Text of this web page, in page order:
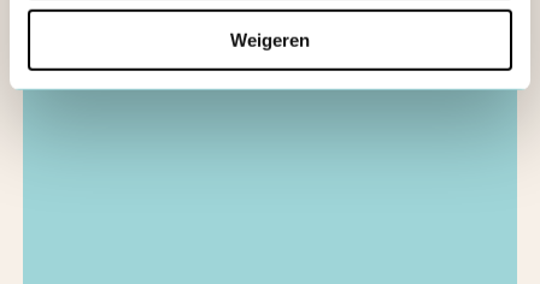
Weigeren